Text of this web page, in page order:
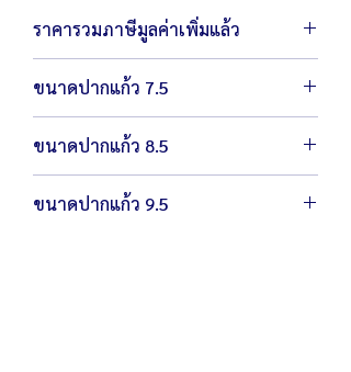
ราคารวมภาษีมูลค่าเพิ่มแล้ว
ขนาดปากแก้ว 7.5
น้ำหนัก 25 กิโลกรัม
ขนาดปากแก้ว 7.5 ปิดสนิทไม่เหลือขอบ
ขนาดปากแก้ว 8.5
น้ำหนัก 25 กิโลกรัม
ขนาดปากแก้ว 9.5